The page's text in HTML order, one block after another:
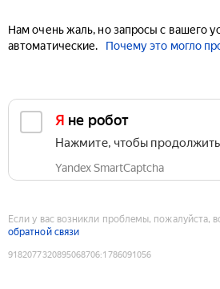
Нам очень жаль, но запросы с вашего
автоматические.
Почему это могло
Я не робот
Нажмите, чтобы продолжить
Yandex SmartCaptcha
Если у вас возникли проблемы, пожалуйста,
обратной связи
9182077320895068706:1786091056